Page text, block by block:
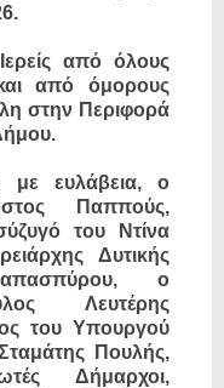
από όλους
από όμορους
στην Περιφορά
με ευλάβεια, ο
Παππούς,
του Ντίνα
Δυτικής
ο
Λευτέρης
του Υπουργού
Πουλής,
Δήμαρχοι,